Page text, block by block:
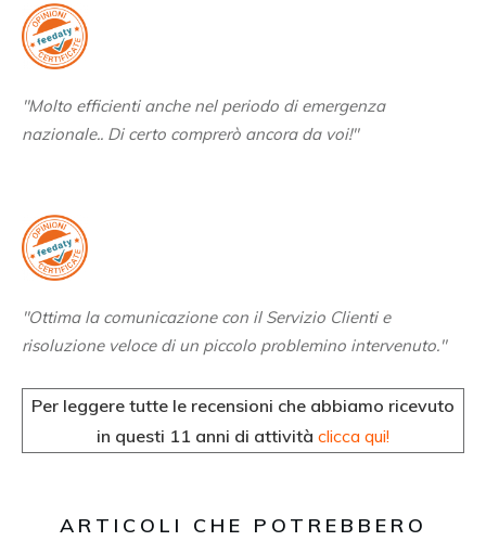
"Molto efficienti anche nel periodo di emergenza
nazionale.. Di certo comprerò ancora da voi!"
"Ottima la comunicazione con il Servizio Clienti e
risoluzione veloce di un piccolo problemino intervenuto."
Per leggere tutte le recensioni che abbiamo ricevuto
in questi 11 anni di attività clicca qui!
ARTICOLI CHE POTREBBERO